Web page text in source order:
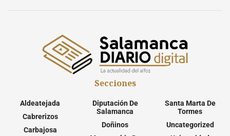
Secciones
Aldeatejada
Cabrerizos
Carbajosa
Diputación De
Salamanca
Doñinos
Santa Marta De
Tormes
Uncategorized